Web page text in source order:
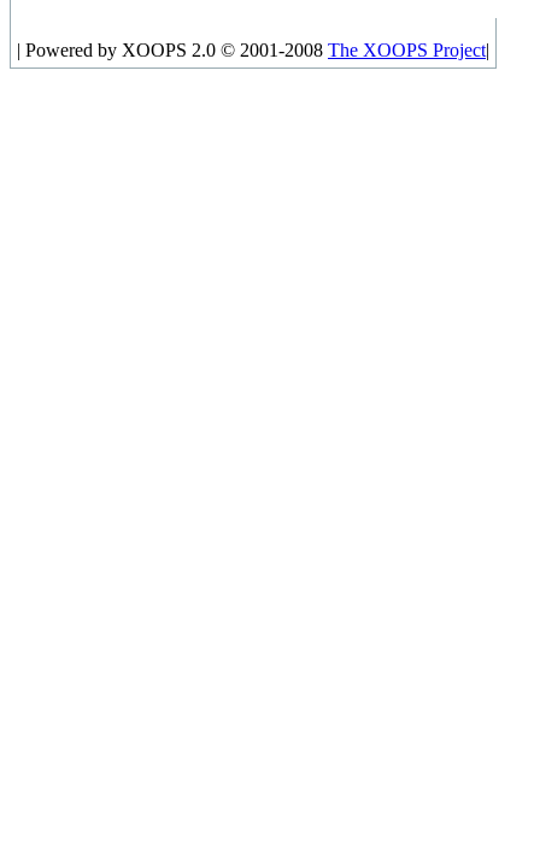
| Powered by XOOPS 2.0 © 2001-2008 The XOOPS Project|